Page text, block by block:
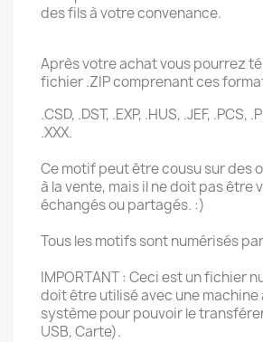
des fils à votre convenance.
Après votre achat vous pourrez
fichier .ZIP comprenant ces
.CSD, .DST, .EXP, .HUS, .JEF, .PCS,
.XXX.
Ce motif peut être cousu sur des
à la vente, mais il ne doit pas être
échangés ou partagés. :)
Tous les motifs sont numérisés
IMPORTANT : Ceci est un fichier
doit être utilisé avec une
système pour pouvoir le
USB, Carte).